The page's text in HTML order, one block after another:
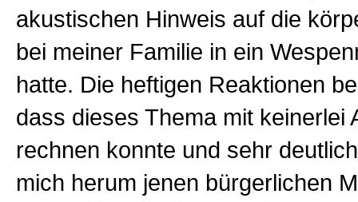
akustischen Hinweis auf die
bei meiner Familie in ein
hatte. Die heftigen Reaktionen
dass dieses Thema mit keinerlei
rechnen konnte und sehr
mich herum jenen bürgerlichen